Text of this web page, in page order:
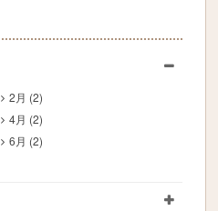
2月 (2)
4月 (2)
6月 (2)